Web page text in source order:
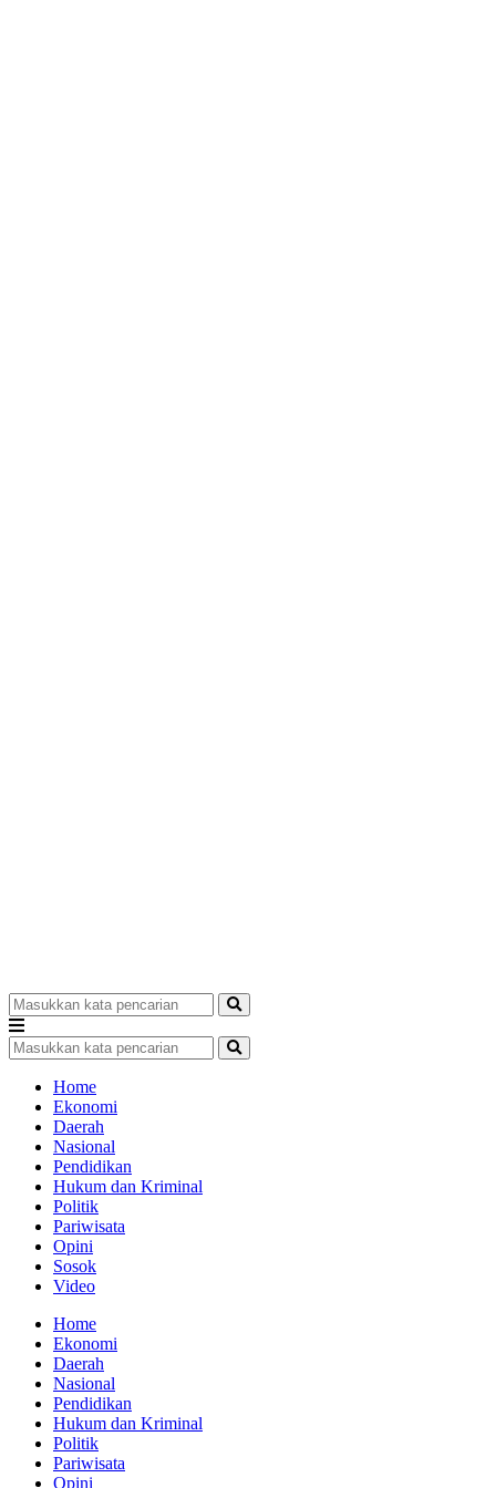
Home
Ekonomi
Daerah
Nasional
Pendidikan
Hukum dan Kriminal
Politik
Pariwisata
Opini
Sosok
Video
Home
Ekonomi
Daerah
Nasional
Pendidikan
Hukum dan Kriminal
Politik
Pariwisata
Opini